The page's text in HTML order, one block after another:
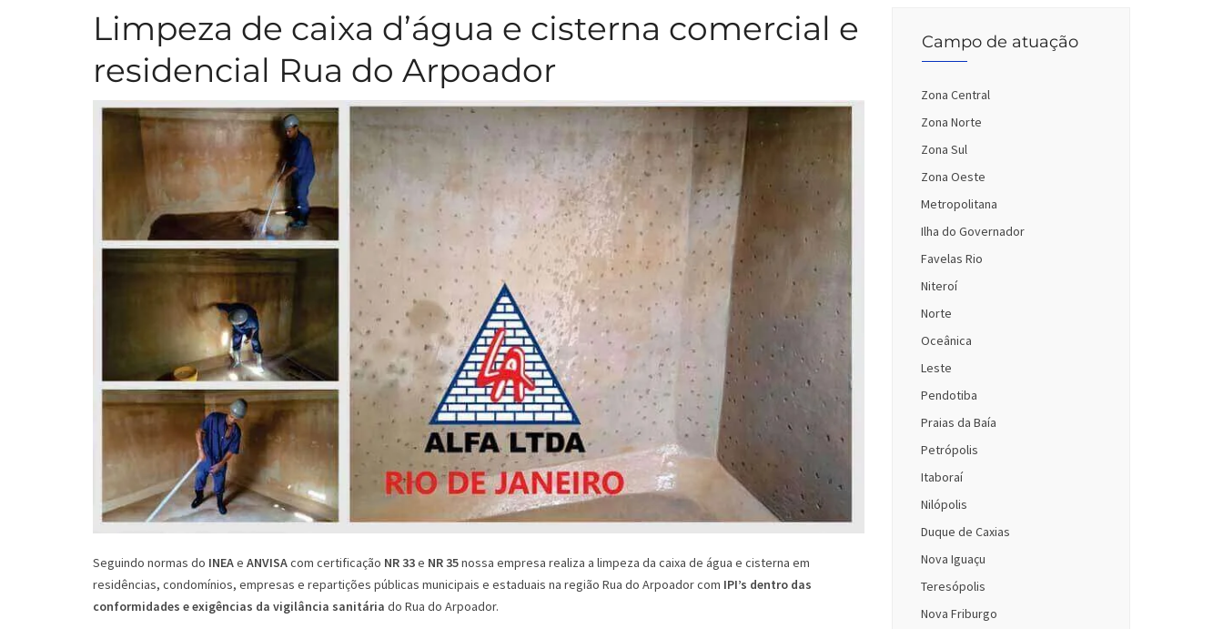
Campo de atuação
Zona Central
Zona Norte
Zona Sul
Zona Oeste
Metropolitana
Ilha do Governador
Favelas Rio
Niteroí
Norte
Oceânica
Leste
Pendotiba
Praias da Baía
Petrópolis
Itaboraí
Nilópolis
Duque de Caxias
Nova Iguaçu
Teresópolis
Nova Friburgo
Limpeza de caixa d’água e cisterna comercial e
residencial Rua do Arpoador
Seguindo normas do INEAe ANVISAcom certificação NR 33e NR 35nossa empresa realiza a limpeza da caixa de água e cisterna em
residências, condomínios, empresas e repartições públicas municipais e estaduais na região Rua do Arpoador com IPI’s dentro das
conformidades e exigências da vigilância sanitária do Rua do Arpoador.